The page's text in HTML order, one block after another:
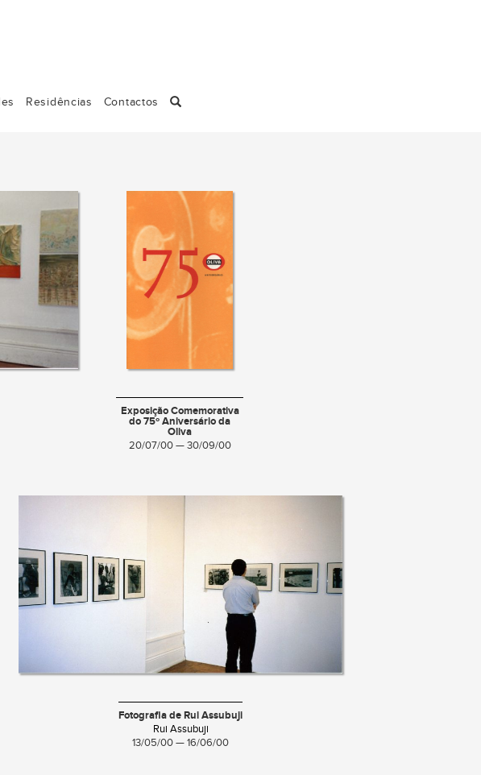
Residências Contactos
Exposição Comemorativa
do 75º Aniversário da
Oliva
20/07/00 — 30/09/00
Fotografia de Rui Assubuji
Rui Assubuji
13/05/00 — 16/06/00